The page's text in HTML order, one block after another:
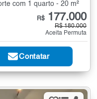
com 1 quarto - 20 m²
R$ 177.000
R$ 180.000
Aceita Permuta
Contatar